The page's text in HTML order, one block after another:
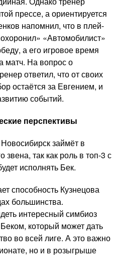
прессе, а ориентируется
напомнил, что в плей-
«Автомобилист»
а его игровое время
матч. На вопрос о
ответил, что от своих
остаётся за Евгением, и
событий.
перспективы
займёт в
звена, так как роль в топ-3 с
исполнять Бек.
способность Кузнецова
большинства.
интересный симбиоз
который может дать
во всей лиге. А это важно
но и в розыгрыше